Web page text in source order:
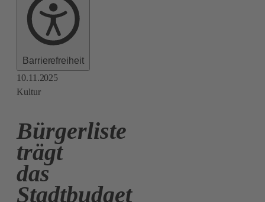
Barrierefreiheit
10.11.2025
Kultur
Bürgerliste
trägt
das
Stadtbudget